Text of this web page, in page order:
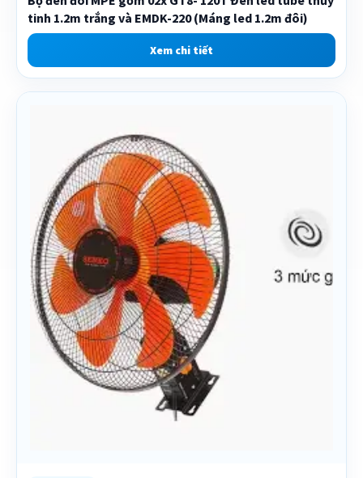
tinh 1.2m trắng và EMDK-220 (Máng led 1.2m đôi)
Xem chi tiết